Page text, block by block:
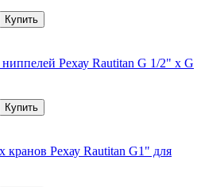
Рехау Rautitan G 1/2" x G
Рехау Rautitan G1" для